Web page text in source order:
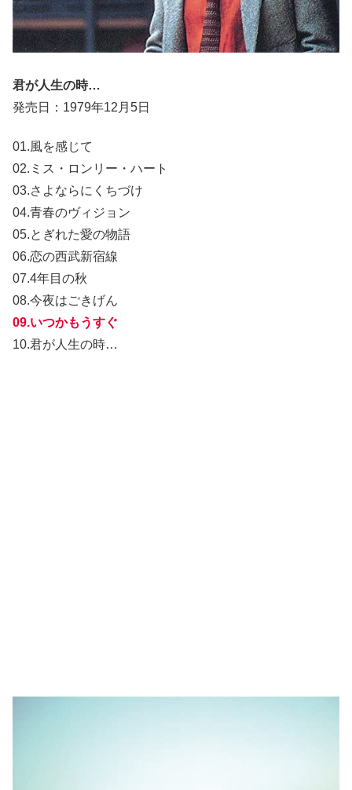
君が人生の時…
発売日：1979年12月5日
01.風を感じて
02.ミス・ロンリー・ハート
03.さよならにくちづけ
04.青春のヴィジョン
05.とぎれた愛の物語
06.恋の西武新宿線
07.4年目の秋
08.今夜はごきげん
09.いつかもうすぐ
10.君が人生の時…